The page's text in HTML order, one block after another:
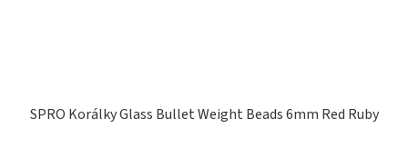
SPRO Korálky Glass Bullet Weight Beads 6mm Red Ruby